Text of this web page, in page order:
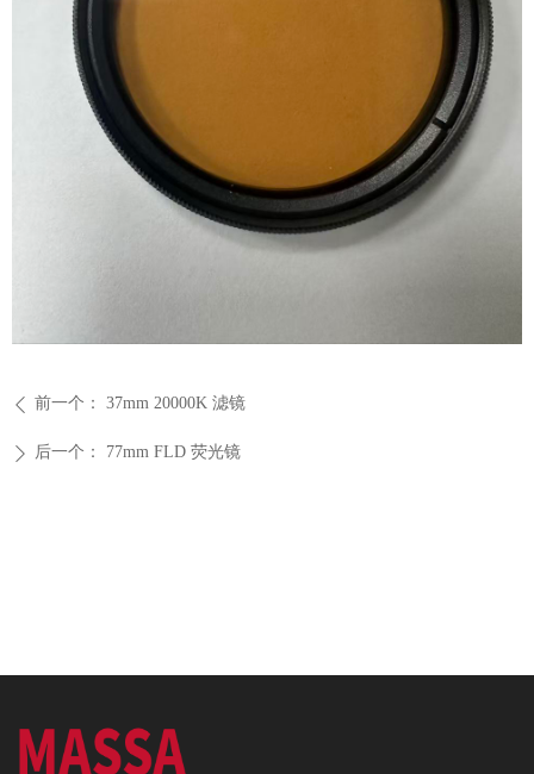
ꄴ 前一个： 37mm 20000K 滤镜
ꄲ 后一个： 77mm FLD 荧光镜